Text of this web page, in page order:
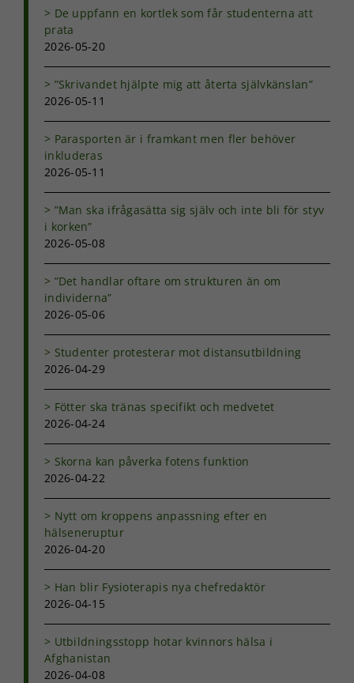
De uppfann en kortlek som får studenterna att
prata
2026-05-20
”Skrivandet hjälpte mig att återta självkänslan”
2026-05-11
Parasporten är i framkant men fler behöver
inkluderas
2026-05-11
”Man ska ifrågasätta sig själv och inte bli för styv
i korken”
2026-05-08
”Det handlar oftare om strukturen än om
individerna”
2026-05-06
Studenter protesterar mot distansutbildning
2026-04-29
Fötter ska tränas specifikt och medvetet
2026-04-24
Skorna kan påverka fotens funktion
2026-04-22
Nytt om kroppens anpassning efter en
hälseneruptur
2026-04-20
Han blir Fysioterapis nya chefredaktör
2026-04-15
Utbildningsstopp hotar kvinnors hälsa i
Afghanistan
2026-04-08